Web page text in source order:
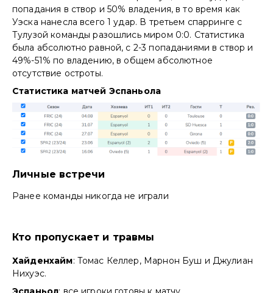
попадания в створ и 50% владения, в то время как
Уэска нанесла всего 1 удар. В третьем спарринге с
Тулузой команды разошлись миром 0:0. Статистика
была абсолютно равной, с 2-3 попаданиями в створ и
49%-51% по владению, в общем абсолютное
отсутствие остроты.
Статистика матчей Эспаньола
Личные встречи
Ранее команды никогда не играли
Кто пропускает и травмы
Хайденхайм: Томас Келлер, Марнон Буш и Джулиан
Нихуэс.